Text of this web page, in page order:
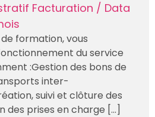
Facturation / Data
formation, vous
du service
:Gestion des bons de
inter-
suivi et clôture des
des prises en charge [...]